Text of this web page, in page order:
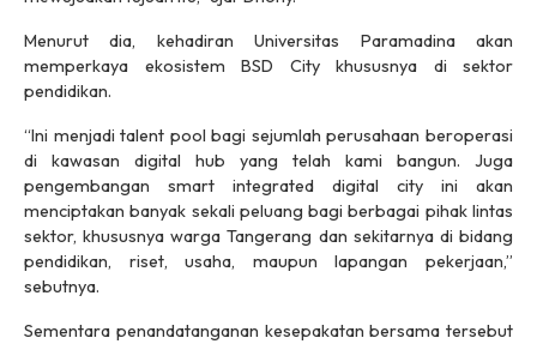
Menurut dia, kehadiran Universitas Paramadina akan
memperkaya ekosistem BSD City khususnya di sektor
pendidikan.
“Ini menjadi talent pool bagi sejumlah perusahaan beroperasi
di kawasan digital hub yang telah kami bangun. Juga
pengembangan smart integrated digital city ini akan
menciptakan banyak sekali peluang bagi berbagai pihak lintas
sektor, khususnya warga Tangerang dan sekitarnya di bidang
pendidikan, riset, usaha, maupun lapangan pekerjaan,”
sebutnya.
Sementara penandatanganan kesepakatan bersama tersebut